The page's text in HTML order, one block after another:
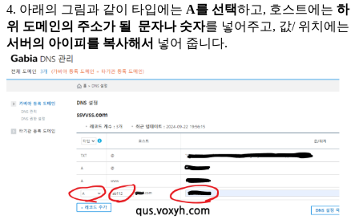
4. 아래의 그림과 같이 타입에는 A를 선택하고, 호스트에는 하
위 도메인의 주소가 될 문자나 숫자를 넣어주고, 값/ 위치에는
서버의 아이피를 복사해서 넣어 줍니다.